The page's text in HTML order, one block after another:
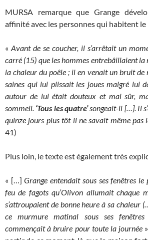
MURSA remarque que Grange
affinité avec les personnes qui habitent le
« Avant de se coucher, il s’arrêtait un
carré (15) que les hommes entrebâillaient
la chaleur du poêle ; il en venait un bruit de
saines qui lui plissait les joues malgré lui
autour de lui était douteux et mal sûr,
sommeil. ‘Tous les quatre’songeait-il […]. Il
quinze jours plus tôt il ne savait même pas
41)
Plus loin, le texte est également très
« […]Grange entendait sous ses fenêtres le
feu de fagots qu’Olivon allumait chaque
s’attroupaient de bonne heure à sa chaleur
ce murmure matinal sous ses
commençait à bruire pour toute la journée